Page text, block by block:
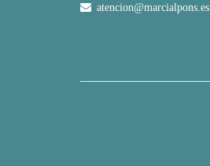
atencion@marcialpons.es